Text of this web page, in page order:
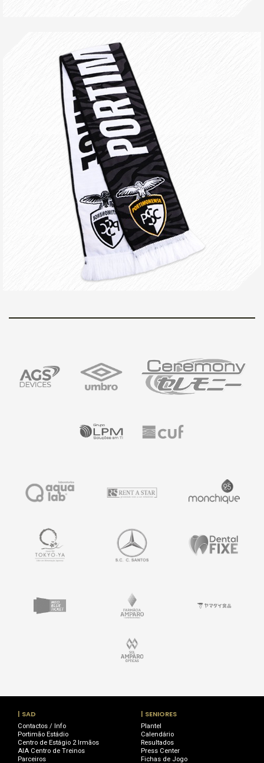
| SAD
Contactos / Info
Portimão Estádio
Centro de Estágio 2 Irmãos
AIA Centro de Treinos
Parceiros
| SENIORES
Plantel
Calendário
Resultados
Press Center
Fichas de Jogo